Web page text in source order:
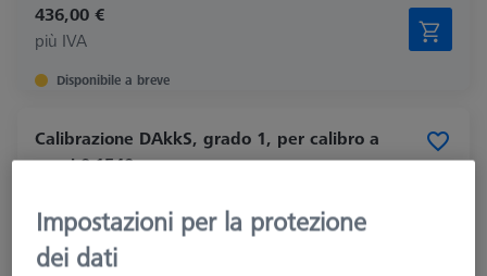
436,00 €
più IVA
Disponibile a breve
Calibrazione DAkkS, grado 1, per calibro a
passi 0-1540 mm
Impostazioni per la protezione
dei dati